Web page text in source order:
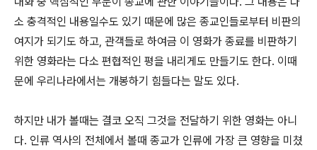
소 충격적인 내용일수도 있기 때문에 많은 종교인들로부터 비판의
여지가 되기도 하고, 관객들로 하여금 이 영화가 종료를 비판하기
위한 영화라는 다소 편협적인 평을 내리게도 만들기도 한다. 이때
문에 우리나라에서는 개봉하기 힘들다는 말도 있다.
하지만 내가 볼때는 결코 오직 그것을 전달하기 위한 영화는 아니
다. 인류 역사의 전체에서 볼때 종교가 인류에 가장 큰 영향을 미쳤